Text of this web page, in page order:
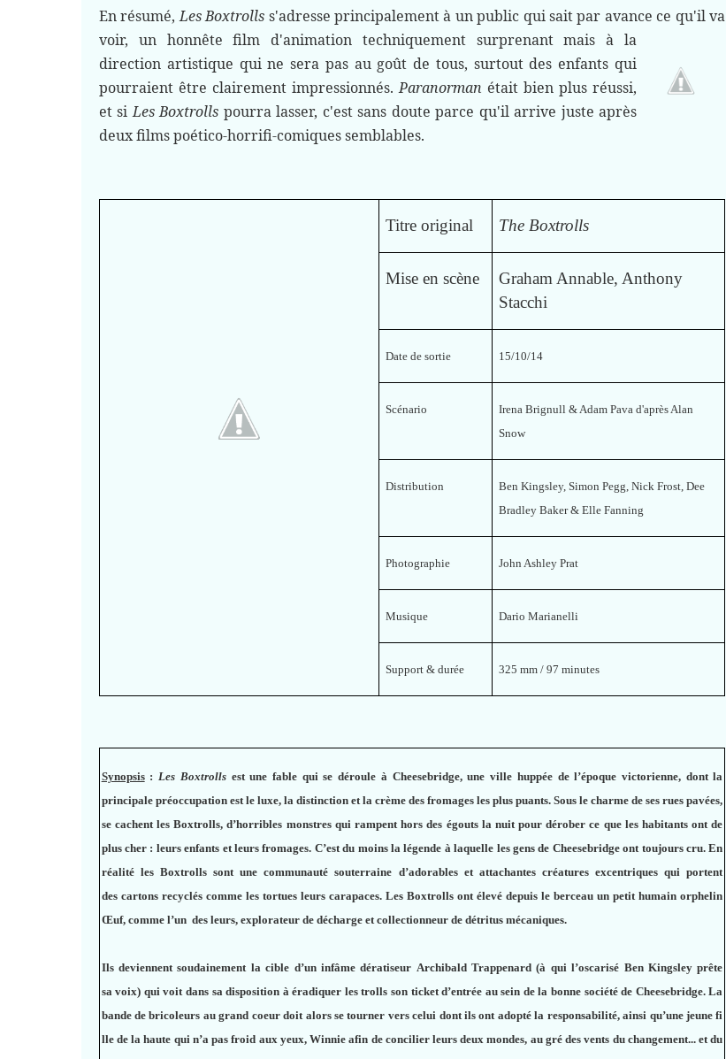
En résumé,Les Boxtrolls s'adresse principalement à un public qui sait par avance ce qu'il va
voir, un honnête film d'animation techniquement surprenant mais à la
direction artistique qui ne sera pas au goût de tous, surtout des enfants qui
pourraient être clairement impressionnés.Paranorman était bien plus réussi,
et siLes Boxtrolls pourra lasser, c'est sans doute parce qu'il arrive juste après
deux films poético-horrifi-comiques semblables.
Titre original The Boxtrolls
Mise en scène
Graham Annable, Anthony
Stacchi
Date de sortie 15/10/14
Scénario
Irena Brignull & Adam Pava d'après Alan
Snow
Distribution
Ben Kingsley, Simon Pegg, Nick Frost, Dee
Bradley Baker & Elle Fanning
Photographie John Ashley Prat
Musique Dario Marianelli
Support & durée 325 mm / 97 minutes
Synopsis: Les Boxtrollsest une fable qui se déroule à Cheesebridge, une ville huppée de l’époque victorienne, dont la
principale préoccupation est le luxe, la distinction et la crème des fromages les plus puants. Sous le charme de ses rues pavées,
se cachent les Boxtrolls, d’horribles monstres qui rampent hors des égouts la nuit pour dérober ce que les habitants ont de
plus cher : leurs enfants et leurs fromages. C’est du moins la légende à laquelle les gens de Cheesebridge ont toujours cru. En
réalité les Boxtrolls sont une communauté souterraine d’adorables et attachantes créatures excentriques qui portent
des cartons recyclés comme les tortues leurs carapaces. Les Boxtrolls ont élevé depuis le berceau un petit humain orphelin
Œuf, comme l’un des leurs, explorateur de décharge et collectionneur de détritus mécaniques.
Ils deviennent soudainement la cible d’un infâme dératiseur Archibald Trappenard (à qui l’oscarisé Ben Kingsley prête
sa voix) qui voit dans sa disposition à éradiquer les trolls son ticket d’entrée au sein de la bonne société de Cheesebridge. La
bande de bricoleurs au grand coeur doit alors se tourner vers celui dont ils ont adopté la responsabilité, ainsi qu’une jeune fi
lle de la haute qui n’a pas froid aux yeux, Winnie afin de concilier leurs deux mondes, au gré des vents du changement... et du